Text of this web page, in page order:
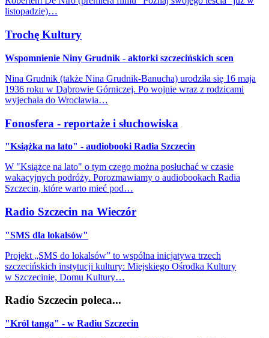
listopadzie)…
Trochę Kultury
Wspomnienie Niny Grudnik - aktorki szczecińskich scen
Nina Grudnik (także Nina Grudnik-Banucha) urodziła się 16 maja
1936 roku w Dąbrowie Górniczej. Po wojnie wraz z rodzicami
wyjechała do Wrocławia…
Fonosfera - reportaże i słuchowiska
"Książka na lato" - audiobooki Radia Szczecin
W "Książce na lato" o tym czego można posłuchać w czasie
wakacyjnych podróży. Porozmawiamy o audiobookach Radia
Szczecin, które warto mieć pod…
Radio Szczecin na Wieczór
"SMS dla lokalsów"
Projekt „SMS do lokalsów” to wspólna inicjatywa trzech
szczecińskich instytucji kultury: Miejskiego Ośrodka Kultury
w Szczecinie, Domu Kultury…
Radio Szczecin poleca...
"Król tanga" - w Radiu Szczecin